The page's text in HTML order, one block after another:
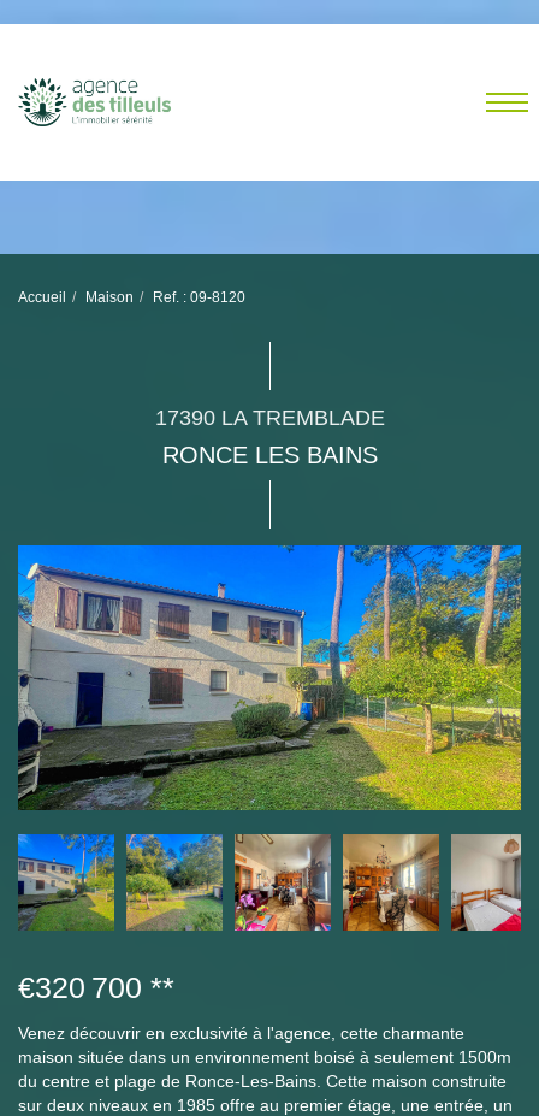
Accueil Maison Ref. : 09-8120
17390 LA TREMBLADE
RONCE LES BAINS
€320 700 **
Venez découvrir en exclusivité à l'agence, cette charmante
maison située dans un environnement boisé à seulement 1500m
du centre et plage de Ronce-Les-Bains. Cette maison construite
sur deux niveaux en 1985 offre au premier étage, une entrée, un